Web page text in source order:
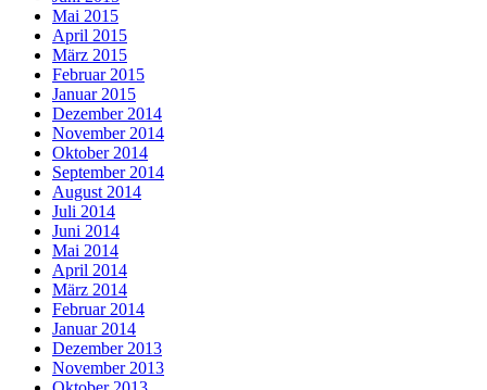
Mai 2015
April 2015
März 2015
Februar 2015
Januar 2015
Dezember 2014
November 2014
Oktober 2014
September 2014
August 2014
Juli 2014
Juni 2014
Mai 2014
April 2014
März 2014
Februar 2014
Januar 2014
Dezember 2013
November 2013